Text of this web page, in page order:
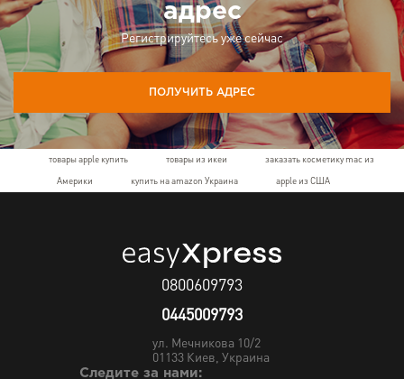
адрес
Регистрируйтесь уже сейчас
ПОЛУЧИТЬ АДРЕС
товары apple купить товары из икеи заказать косметику mac из
Америки купить на amazon Украина apple из США
0800609793
0445009793
ул. Мечникова 10/2
01133 Киев, Украина
Следите за нами: